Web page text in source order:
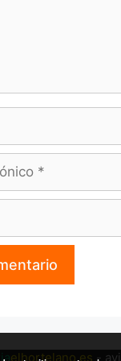
elhortelano.es -